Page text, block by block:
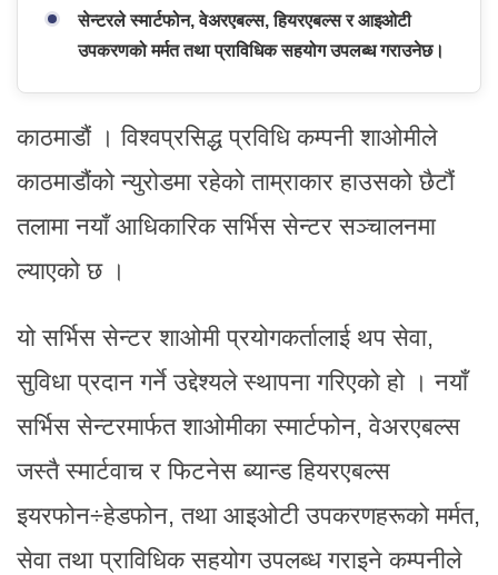
सेन्टरले स्मार्टफोन, वेअरएबल्स, हियरएबल्स र आइओटी
उपकरणको मर्मत तथा प्राविधिक सहयोग उपलब्ध गराउनेछ।
काठमाडौं । विश्वप्रसिद्ध प्रविधि कम्पनी शाओमीले
काठमाडौंको न्युरोडमा रहेको ताम्राकार हाउसको छैटौं
तलामा नयाँ आधिकारिक सर्भिस सेन्टर सञ्चालनमा
ल्याएको छ ।
यो सर्भिस सेन्टर शाओमी प्रयोगकर्तालाई थप सेवा,
सुविधा प्रदान गर्ने उद्देश्यले स्थापना गरिएको हो । नयाँ
सर्भिस सेन्टरमार्फत शाओमीका स्मार्टफोन, वेअरएबल्स
जस्तै स्मार्टवाच र फिटनेस ब्यान्ड हियरएबल्स
इयरफोन÷हेडफोन, तथा आइओटी उपकरणहरूको मर्मत,
सेवा तथा प्राविधिक सहयोग उपलब्ध गराइने कम्पनीले